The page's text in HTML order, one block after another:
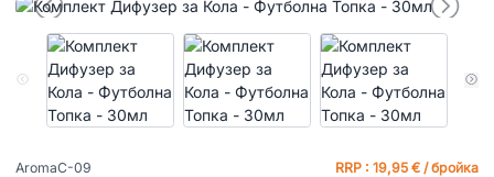
AromaC-09 RRP : 19,95 € / бройка